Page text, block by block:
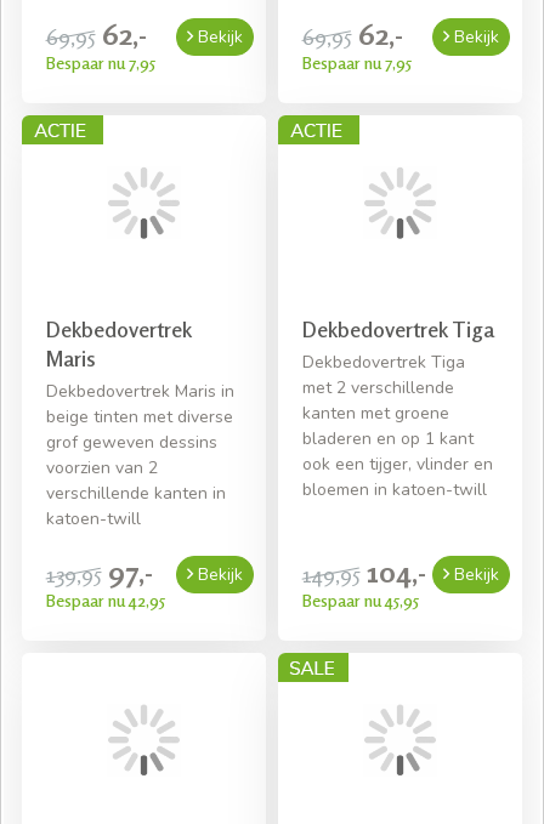
69,95 62,-
Bespaar nu 7,95
Bekijk 69,95 62,-
Bespaar nu 7,95
Bekijk
Dekbedovertrek
Maris
Dekbedovertrek Maris in
beige tinten met diverse
grof geweven dessins
voorzien van 2
verschillende kanten in
katoen-twill
139,95 97,-
Bespaar nu 42,95
Bekijk
Dekbedovertrek Tiga
Dekbedovertrek Tiga
met 2 verschillende
kanten met groene
bladeren en op 1 kant
ook een tijger, vlinder en
bloemen in katoen-twill
149,95 104,-
Bespaar nu 45,95
Bekijk